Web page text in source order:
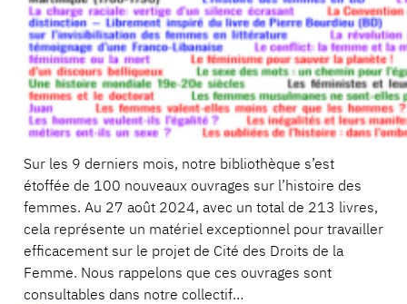
Sur les 9 derniers mois, notre bibliothèque s’est
étoffée de 100 nouveaux ouvrages sur l’histoire des
femmes. Au 27 août 2024, avec un total de 213 livres,
cela représente un matériel exceptionnel pour travailler
efficacement sur le projet de Cité des Droits de la
Femme. Nous rappelons que ces ouvrages sont
consultables dans notre collectif…